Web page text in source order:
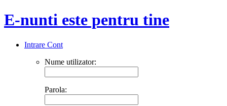
E-nunti este pentru tine
Intrare Cont
Nume utilizator:
Parola: